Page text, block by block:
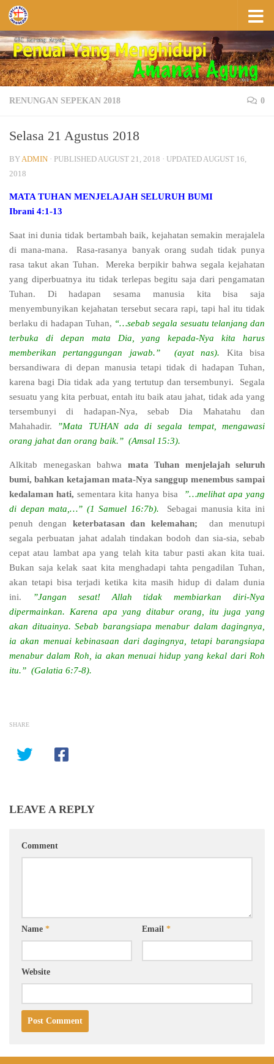
Skip to content
RENUNGAN SEPEKAN 2018 0
Selasa 21 Agustus 2018
BYADMIN · PUBLISHEDAUGUST 21, 2018 · UPDATEDAUGUST 16,
2018
MATA TUHAN MENJELAJAH SELURUH BUMI
Ibrani 4:1-13
Saat ini dunia tidak bertambah baik, kejahatan semakin merajalela
di mana-mana. Rasa-rasanya banyak orang sudah tidak punya
rasa takut akan Tuhan. Mereka berpikir bahwa segala kejahatan
yang diperbuatnya itu tidak terlepas begitu saja dari pengamatan
Tuhan. Di hadapan sesama manusia kita bisa saja
menyembunyikan kejahatan tersebut secara rapi, tapi hal itu tidak
berlaku di hadapan Tuhan, “…sebab segala sesuatu telanjang dan
terbuka di depan mata Dia, yang kepada-Nya kita harus
memberikan pertanggungan jawab.” (ayat nas). Kita bisa
bersandiwara di depan manusia tetapi tidak di hadapan Tuhan,
karena bagi Dia tidak ada yang tertutup dan tersembunyi. Segala
sesuatu yang kita perbuat, entah itu baik atau jahat, tidak ada yang
tersembunyi di hadapan-Nya, sebab Dia Mahatahu dan
Mahahadir. ”Mata TUHAN ada di segala tempat, mengawasi
orang jahat dan orang baik.” (Amsal 15:3).
Alkitab menegaskan bahwa mata Tuhan menjelajah seluruh
bumi, bahkan ketajaman mata-Nya sanggup menembus sampai
kedalaman hati, sementara kita hanya bisa
”…melihat apa yang
di depan mata,…” (1 Samuel 16:7b). Sebagai manusia kita ini
penuh dengan keterbatasan dan kelemahan; dan menutupi
segala perbuatan jahat adalah tindakan bodoh dan sia-sia, sebab
cepat atau lambat apa yang telah kita tabur pasti akan kita tuai.
Bukan saja kelak saat kita menghadapi tahta pengadilan Tuhan,
akan tetapi bisa terjadi ketika kita masih hidup di dalam dunia
ini.
”Jangan sesat! Allah tidak membiarkan diri-Nya
dipermainkan. Karena apa yang ditabur orang, itu juga yang
akan dituainya. Sebab barangsiapa menabur dalam dagingnya,
ia akan menuai kebinasaan dari dagingnya, tetapi barangsiapa
menabur dalam Roh, ia akan menuai hidup yang kekal dari Roh
itu.” (Galatia 6:7-8).
SHARE
LEAVE A REPLY
Comment
Name * Email *
Website